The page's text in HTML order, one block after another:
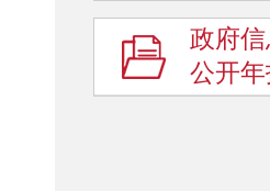
政府信
公开年